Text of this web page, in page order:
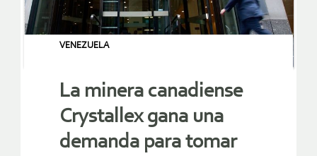
VENEZUELA
La minera canadiense
Crystallex gana una
demanda para tomar